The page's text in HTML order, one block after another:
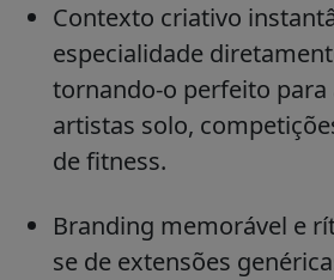
Contexto criativo
especialidade
tornando-o perfeito para
artistas solo,
de fitness.
Branding memorável e
se de extensões